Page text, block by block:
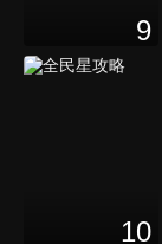
9
10